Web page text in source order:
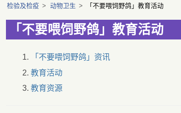
检验及检疫 > 动物卫生 > 「不要喂饲野鸽」教育活动
「不要喂饲野鸽」教育活动
「不要喂饲野鸽」资讯
教育活动
教育资源